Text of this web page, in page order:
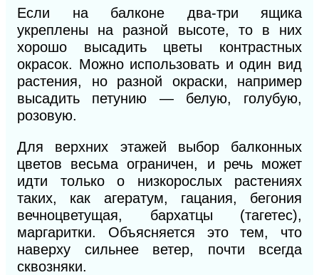
Если на балконе два-три ящика
укреплены на разной высоте, то в них
хорошо высадить цветы контрастных
окрасок. Можно использовать и один вид
растения, но разной окраски, например
высадить петунию — белую, голубую,
розовую.
Для верхних этажей выбор балконных
цветов весьма ограничен, и речь может
идти только о низкорослых растениях
таких, как агератум, гацания, бегония
вечноцветущая, бархатцы (тагетес),
маргаритки. Объясняется это тем, что
наверху сильнее ветер, почти всегда
сквозняки.